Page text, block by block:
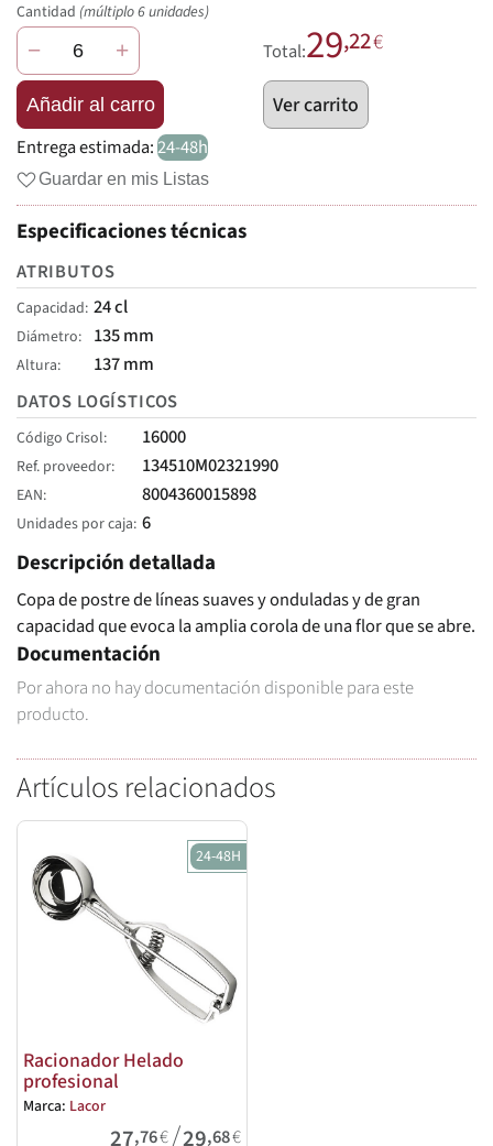
Cantidad (múltiplo 6 unidades)
− +
Añadir al carro
Total:29,22€
Ver carrito
Entrega estimada:24-48h
Guardar en mis Listas
Especificaciones técnicas
ATRIBUTOS
Capacidad 24 cl
Diámetro 135 mm
Altura
137 mm
DATOS LOGÍSTICOS
Código Crisol 16000
Ref. proveedor 134510M02321990
EAN 8004360015898
Unidades por caja 6
Descripción detallada
Copa de postre de líneas suaves y onduladas y de gran
capacidad que evoca la amplia corola de una flor que se abre.
Documentación
Por ahora no hay documentación disponible para este
producto.
Artículos relacionados
24-48H
Racionador Helado
profesional
Marca: Lacor
27,76€/29,68€